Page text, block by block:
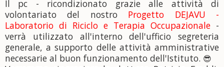
Il pc - ricondizionato grazie alle attività di
volontariato del nostro Progetto DEJAVU -
Laboratorio di Riciclo e Terapia Occupazionale -
verrà utilizzato all'interno dell'ufficio segreteria
generale, a supporto delle attività amministrative
necessarie al buon funzionamento dell'Istituto. 😎